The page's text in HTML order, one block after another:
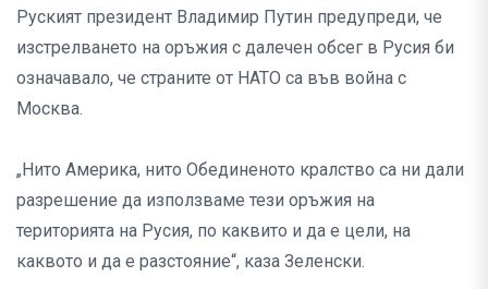
Руският президент Владимир Путин предупреди, че
изстрелването на оръжия с далечен обсег в Русия би
означавало, че страните от НАТО са във война с
Москва.
„Нито Америка, нито Обединеното кралство са ни дали
разрешение да използваме тези оръжия на
територията на Русия, по каквито и да е цели, на
каквото и да е разстояние“, каза Зеленски.